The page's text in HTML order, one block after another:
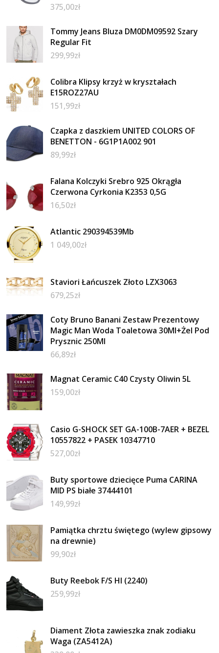
375,00zł
Tommy Jeans Bluza DM0DM09592 Szary
Regular Fit
299,99zł
Colibra Klipsy krzyż w kryształach
E15ROZ27AU
151,99zł
Czapka z daszkiem UNITED COLORS OF
BENETTON - 6G1P1A002 901
89,99zł
Falana Kolczyki Srebro 925 Okrągła
Czerwona Cyrkonia K2353 0,5G
16,50zł
Atlantic 290394539Mb
1 049,00zł
Staviori Łańcuszek Złoto LZX3063
679,25zł
Coty Bruno Banani Zestaw Prezentowy
Magic Man Woda Toaletowa 30Ml+Żel Pod
Prysznic 250Ml
66,89zł
Magnat Ceramic C40 Czysty Oliwin 5L
159,00zł
Casio G-SHOCK SET GA-100B-7AER + BEZEL
10557822 + PASEK 10347710
527,00zł
Buty sportowe dziecięce Puma CARINA
MID PS białe 37444101
149,99zł
Pamiątka chrztu świętego (wylew gipsowy
na drewnie)
99,90zł
Buty Reebok F/S HI (2240)
259,99zł
Diament Złota zawieszka znak zodiaku
Waga (ZA5412A)